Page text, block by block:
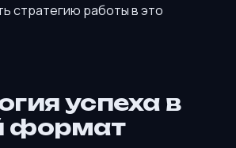
стратегию работы в это
успеха в
формат